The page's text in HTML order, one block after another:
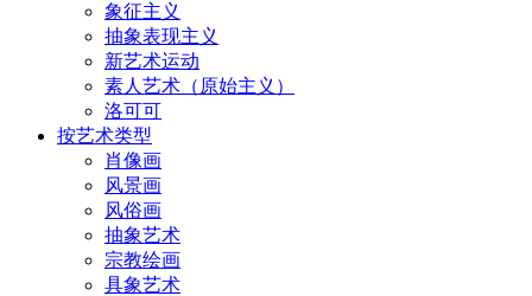
象征主义
抽象表现主义
新艺术运动
素人艺术（原始主义）
洛可可
按艺术类型
肖像画
风景画
风俗画
抽象艺术
宗教绘画
具象艺术